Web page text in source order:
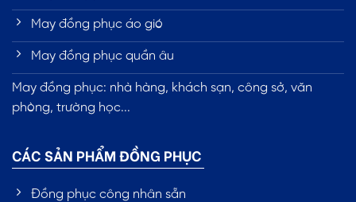
May đồng phục áo gió
May đồng phục quần âu
May đồng phục: nhà hàng, khách sạn, công sở, văn
phòng, trường học...
CÁC SẢN PHẨM ĐỒNG PHỤC
Đồng phục công nhân sẵn